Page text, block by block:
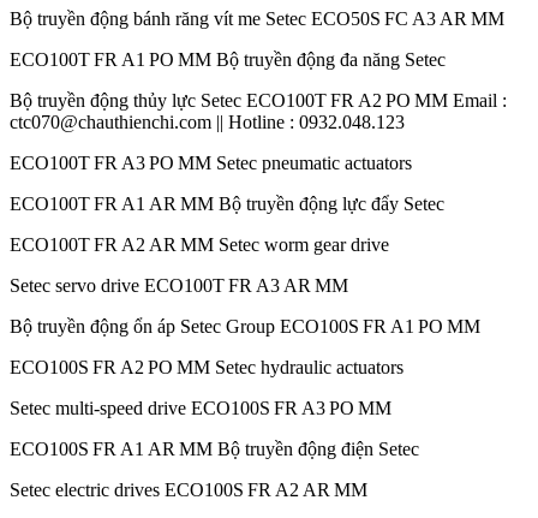
Bộ truyền động bánh răng vít me Setec ECO50S FC A3 AR MM
ECO100T FR A1 PO MM Bộ truyền động đa năng Setec
Bộ truyền động thủy lực Setec ECO100T FR A2 PO MM Email :
ctc070@chauthienchi.com || Hotline : 0932.048.123
ECO100T FR A3 PO MM Setec pneumatic actuators
ECO100T FR A1 AR MM Bộ truyền động lực đẩy Setec
ECO100T FR A2 AR MM Setec worm gear drive
Setec servo drive ECO100T FR A3 AR MM
Bộ truyền động ổn áp Setec Group ECO100S FR A1 PO MM
ECO100S FR A2 PO MM Setec hydraulic actuators
Setec multi-speed drive ECO100S FR A3 PO MM
ECO100S FR A1 AR MM Bộ truyền động điện Setec
Setec electric drives ECO100S FR A2 AR MM